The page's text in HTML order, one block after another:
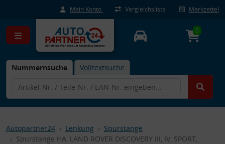
Mein Konto Vergleichsliste Merkzettel
Nummernsuche Volltextsuche
0
Autopartner24 Lenkung
Spurstange
Spurstange HA, LAND ROVER DISCOVERY III, IV, SPORT,